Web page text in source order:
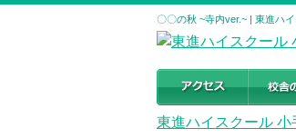
〇〇の秋 ~寺内ver.~ | 東進ハ
東進ハイスクール 小